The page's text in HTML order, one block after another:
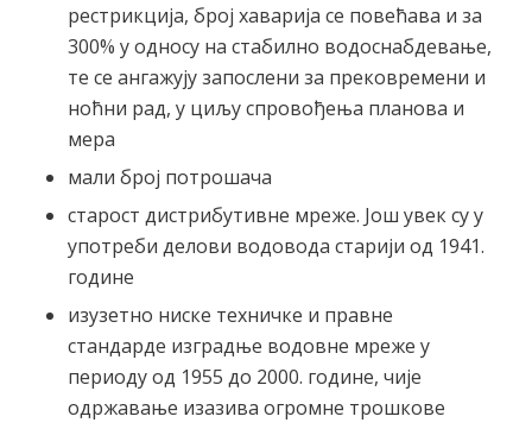
рестрикција, број хаварија се повећава и за
300% у односу на стабилно водоснабдевање,
те се ангажују запослени за прековремени и
ноћни рад, у циљу спровођења планова и
мера
мали број потрошача
старост дистрибутивне мреже. Још увек су у
употреби делови водовода старији од 1941.
године
изузетно ниске техничке и правне
стандарде изградње водовне мреже у
периоду од 1955 до 2000. године, чије
одржавање изазива огромне трошкове